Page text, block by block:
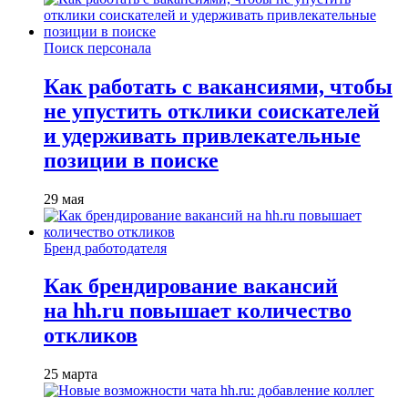
Поиск персонала
Как работать с вакансиями, чтобы
не упустить отклики соискателей
и удерживать привлекательные
позиции в поиске
29 мая
Бренд работодателя
Как брендирование вакансий
на hh.ru повышает количество
откликов
25 марта